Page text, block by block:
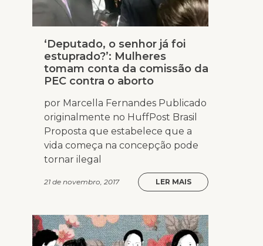
‘Deputado, o senhor já foi
estuprado?’: Mulheres
tomam conta da comissão da
PEC contra o aborto
por Marcella Fernandes Publicado
originalmente no HuffPost Brasil
Proposta que estabelece que a
vida começa na concepção pode
tornar ilegal
21 de novembro, 2017 LER MAIS